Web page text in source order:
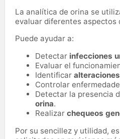
La analítica de orina se
evaluar diferentes aspectos
Puede ayudar a:
Detectar infecciones
Evaluar el
Identificar
Controlar
Detectar la presencia
orina.
Realizar chequeos
Por su sencillez y utilidad,